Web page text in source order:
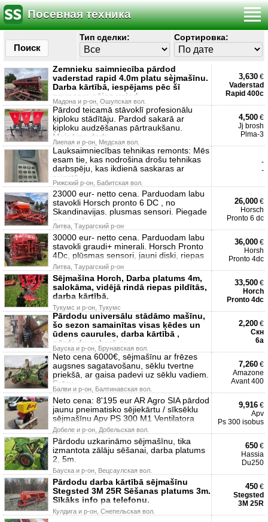
Посевная техника
Поиск
Тип сделки: Сортировка:
Zemnieku saimniecība pārdod
vaderstad rapid 4.0m platu sèjmašīnu.
Darba kārtībā, iespējams pēc šī
pavasara sējas vajad
Мадона и р-он, Ошупская вол.
3,630 €
Vaderstad
Rapid 400c
Pārdod teicamā stāvoklī profesionālu
ķiploku stādītāju. Pardod sakarā ar
ķiploku audzēšanas pārtraukšanu.
Maināms darb
Лиепая и р-он, Медская вол.
4,500 €
Jj brosh
Plma-3
Lauksaimniecības tehnikas remonts: Mēs
esam tie, kas nodrošina drošu tehnikas
darbspēju, kas ikdienā saskaras ar
augstā
Рижский р-он, Бабитская вол.
-
-
23000 eur- netto cena. Parduodam labu
stavokli Horsch pronto 6 DC , no
Skandinavijas. plusmas sensori. Piegade
po visu L
Литва, Таурагский р-он
26,000 €
Horsch
Pronto 6 dc
30000 eur- netto cena. Parduodam labu
stavokli graudi+ minerali. Horsch Pronto
4Dc, plūsmas sensori, jauni diski, riepas
Литва, Таурагский р-он
36,000 €
Horsh
Pronto 4dc
Sējmašīna Horch, Darba platums 4m,
salokāma, vidējā rindā riepas pildītās,
darba kārtībā.
Тукумс и р-он, Тукумс
33,500 €
Horch
Pronto 4dc
Pārdodu universālu stādāmo mašīnu,
šo sezon samainītas visas ķēdes un
ūdens caurules, darba kārtībā ,
pārdodu sakarā ar
Бауска и р-он, Брунавская вол.
2,200 €
Скн
6а
Neto cena 6000€, sējmašīnu ar frēzes
augsnes sagatavošanu, sēklu tvertne
priekšā, ar gaisa padevi uz sēklu vadiem.
Frēze
Балви и р-он, Балтинавская вол.
7,260 €
Amazone
Avant 400
Neto cena: 8'195 eur AR Agro SIA pārdod
jaunu pneimatisko sējiekārtu / sīksēklu
sējmašīnu Apv PS 300 M1 Ventilatora
Добеле и р-он, Добельская вол.
9,916 €
Apv
Ps 300 isobus
Pārdodu uzkarināmo sējmašīnu, tika
izmantota zālāju sēšanai, darba platums
2, 5m.
Бауска и р-он, Вецсаулская вол.
650 €
Hassia
Du250
Pārdodu darba kārtībā sējmašīnu
Stegsted 3M 25R Sēšanas platums 3m.
Sīkāks info pa telefonu.
Кулдига и р-он, Снепельская вол.
450 €
Stegsted
3M 25R